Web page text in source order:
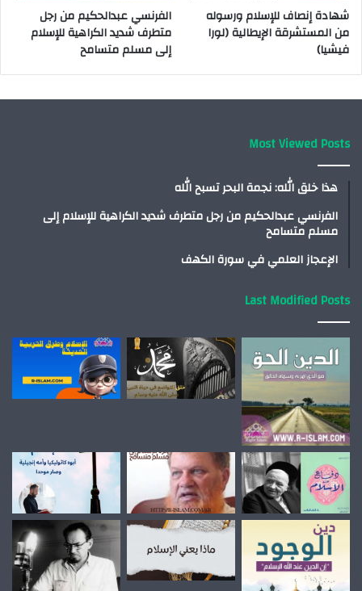
شهادة إنصاف للإسلام ورسوله
من المستشرقة الإيطالية (لورا
فيشيا)
الفرنسي عبدالحكيم من رجل
متطرف شديد الكراهية للإسلام
إلى مسلم متسامح
Most Viewed Posts
هذا خلق الله: نجمة البحر تسبح الله
الفرنسي عبدالحكيم من رجل متطرف شديد الكراهية للإسلام إلى
مسلم متسامح
الإعجاز العلمي في سورة الكهف
Last Modified Posts